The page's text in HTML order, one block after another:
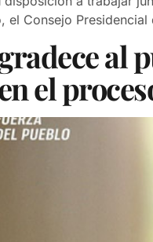
el Consejo
al
el